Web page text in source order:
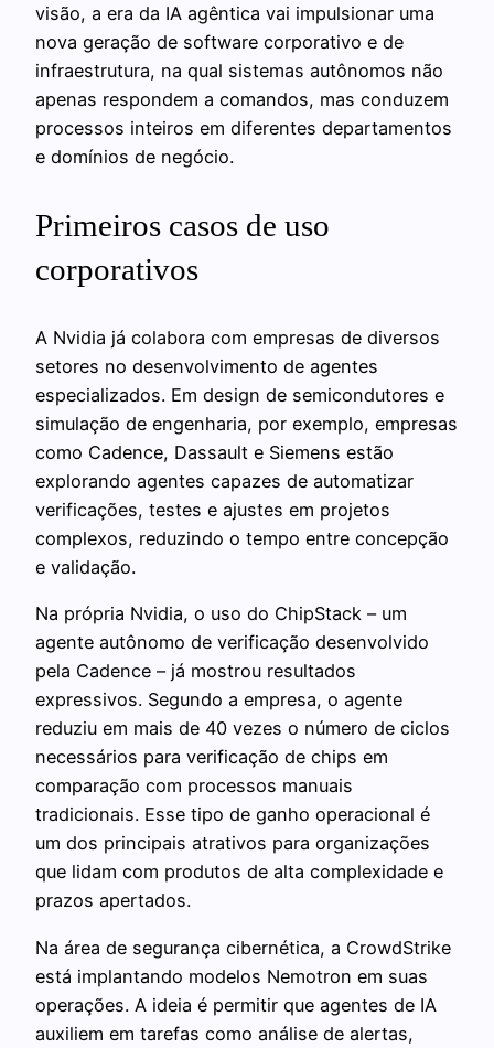
visão, a era da IA agêntica vai impulsionar uma
nova geração de software corporativo e de
infraestrutura, na qual sistemas autônomos não
apenas respondem a comandos, mas conduzem
processos inteiros em diferentes departamentos
e domínios de negócio.
Primeiros casos de uso
corporativos
A Nvidia já colabora com empresas de diversos
setores no desenvolvimento de agentes
especializados. Em design de semicondutores e
simulação de engenharia, por exemplo, empresas
como Cadence, Dassault e Siemens estão
explorando agentes capazes de automatizar
verificações, testes e ajustes em projetos
complexos, reduzindo o tempo entre concepção
e validação.
Na própria Nvidia, o uso do ChipStack – um
agente autônomo de verificação desenvolvido
pela Cadence – já mostrou resultados
expressivos. Segundo a empresa, o agente
reduziu em mais de 40 vezes o número de ciclos
necessários para verificação de chips em
comparação com processos manuais
tradicionais. Esse tipo de ganho operacional é
um dos principais atrativos para organizações
que lidam com produtos de alta complexidade e
prazos apertados.
Na área de segurança cibernética, a CrowdStrike
está implantando modelos Nemotron em suas
operações. A ideia é permitir que agentes de IA
auxiliem em tarefas como análise de alertas,